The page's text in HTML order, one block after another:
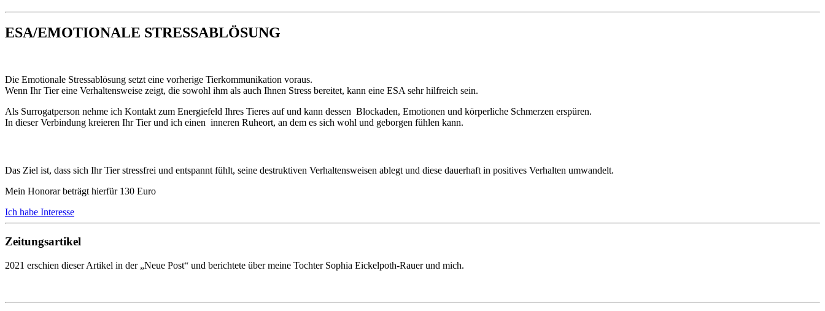
ESA/EMOTIONALE STRESSABLÖSUNG
Die Emotionale Stressablösung setzt eine vorherige Tierkommunikation voraus.
Wenn Ihr Tier eine Verhaltensweise zeigt, die sowohl ihm als auch Ihnen Stress bereitet, kann eine ESA sehr hilfreich sein.
Als Surrogatperson nehme ich Kontakt zum Energiefeld Ihres Tieres auf und kann dessen Blockaden, Emotionen und körperliche Schmerzen erspüren.
In dieser Verbindung kreieren Ihr Tier und ich einen inneren Ruheort, an dem es sich wohl und geborgen fühlen kann.
Das Ziel ist, dass sich Ihr Tier stressfrei und entspannt fühlt, seine destruktiven Verhaltensweisen ablegt und diese dauerhaft in positives Verhalten umwandelt.
Mein Honorar beträgt hierfür 130 Euro
Ich habe Interesse
Zeitungsartikel
2021 erschien dieser Artikel in der „Neue Post“ und berichtete über meine Tochter Sophia Eickelpoth-Rauer und mich.